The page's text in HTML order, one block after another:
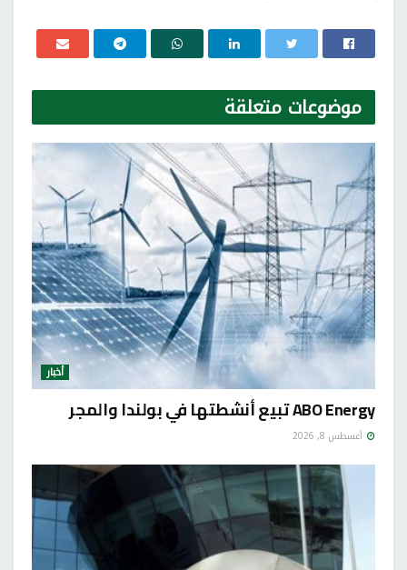
موضوعات متعلقة
أخبار
ABO Energy تبيع أنشطتها في بولندا والمجر
أغسطس 8, 2026